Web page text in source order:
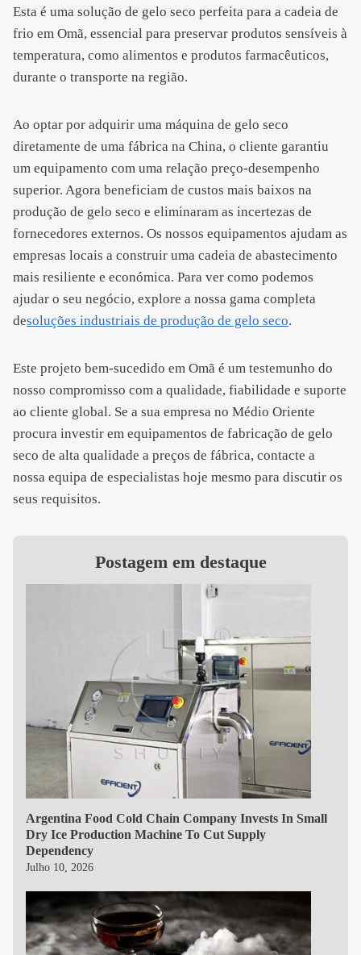
Esta é uma solução de gelo seco perfeita para a cadeia de
frio em Omã, essencial para preservar produtos sensíveis à
temperatura, como alimentos e produtos farmacêuticos,
durante o transporte na região.
Ao optar por adquirir uma máquina de gelo seco
diretamente de uma fábrica na China, o cliente garantiu
um equipamento com uma relação preço-desempenho
superior. Agora beneficiam de custos mais baixos na
produção de gelo seco e eliminaram as incertezas de
fornecedores externos. Os nossos equipamentos ajudam as
empresas locais a construir uma cadeia de abastecimento
mais resiliente e económica. Para ver como podemos
ajudar o seu negócio, explore a nossa gama completa
desoluções industriais de produção de gelo seco.
Este projeto bem-sucedido em Omã é um testemunho do
nosso compromisso com a qualidade, fiabilidade e suporte
ao cliente global. Se a sua empresa no Médio Oriente
procura investir em equipamentos de fabricação de gelo
seco de alta qualidade a preços de fábrica, contacte a
nossa equipa de especialistas hoje mesmo para discutir os
seus requisitos.
Postagem em destaque
Argentina Food Cold Chain Company Invests In Small
Dry Ice Production Machine To Cut Supply
Dependency
Julho 10, 2026